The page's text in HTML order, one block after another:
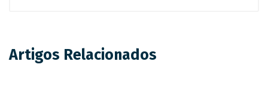
Artigos Relacionados